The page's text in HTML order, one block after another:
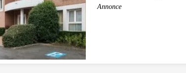
Annonce